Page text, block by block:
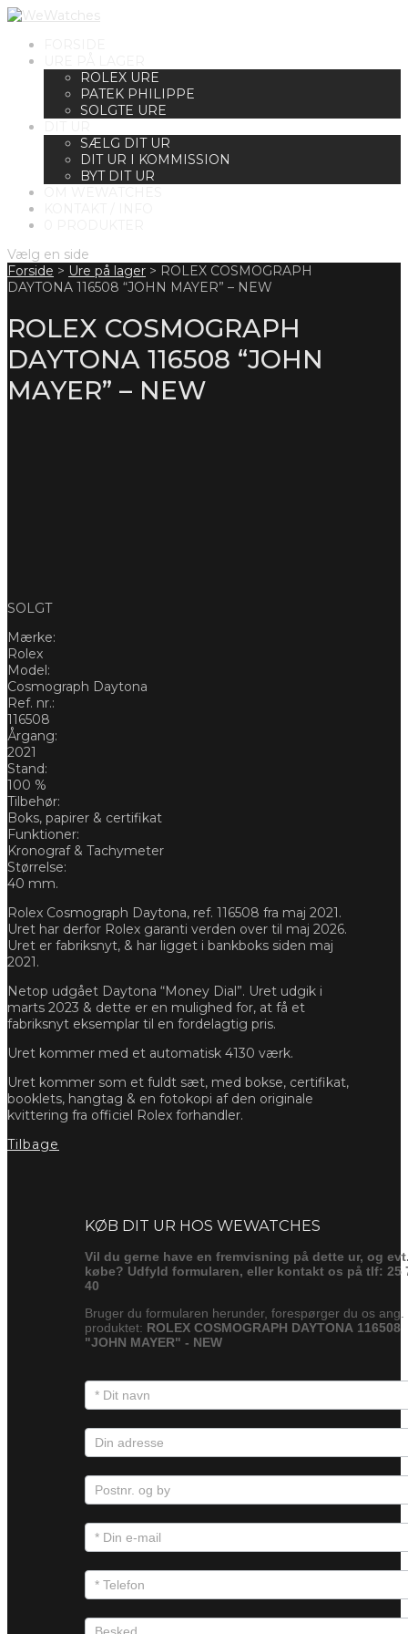
ROLEX URE
PATEK PHILIPPE
SOLGTE URE
SÆLG DIT UR
DIT UR I KOMMISSION
BYT DIT UR
Vælg en side
Forside > Ure på lager > ROLEX COSMOGRAPH
DAYTONA 116508 “JOHN MAYER” – NEW
ROLEX COSMOGRAPH
DAYTONA 116508 “JOHN
MAYER” – NEW
SOLGT
Mærke:
Rolex
Model:
Cosmograph Daytona
Ref. nr.:
116508
Årgang:
2021
Stand:
100 %
Tilbehør:
Boks, papirer & certifikat
Funktioner:
Kronograf & Tachymeter
Størrelse:
40 mm.
Rolex Cosmograph Daytona, ref. 116508 fra maj 2021.
Uret har derfor Rolex garanti verden over til maj 2026.
Uret er fabriksnyt, & har ligget i bankboks siden maj
2021.
Netop udgået Daytona “Money Dial”. Uret udgik i
marts 2023 & dette er en mulighed for, at få et
fabriksnyt eksemplar til en fordelagtig pris.
Uret kommer med et automatisk 4130 værk.
Uret kommer som et fuldt sæt, med bokse, certifikat,
booklets, hangtag & en fotokopi af den originale
kvittering fra officiel Rolex forhandler.
Tilbage
KØB DIT UR HOS WEWATCHES
Vil du gerne have en fremvisning på dette ur, og
købe? Udfyld formularen, eller kontakt os på tlf: 25
40
Bruger du formularen herunder, forespørger du os ang.
produktet: ROLEX COSMOGRAPH DAYTONA 116508
"JOHN MAYER" - NEW